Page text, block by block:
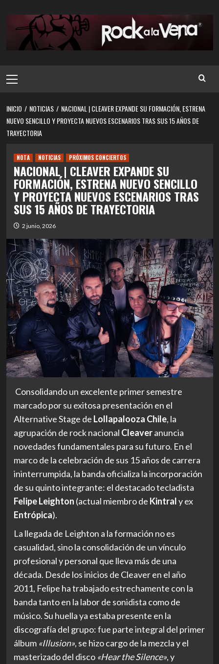
contenido
principal
INICIO NOTICIAS
NACIONAL | CLEAVER EXPANDE SU FORMACIÓN, ESTRENA
NUEVO SENCILLO Y PROYECTA NUEVOS ESCENARIOS TRAS SUS 15 AÑOS DE
TRAYECTORIA
NOTA NOTICIAS PRÓXIMOS CONCIERTOS
NACIONAL | CLEAVER EXPANDE SU
FORMACIÓN, ESTRENA NUEVO SENCILLO
Y PROYECTA NUEVOS ESCENARIOS TRAS
SUS 15 AÑOS DE TRAYECTORIA
2 junio, 2026
Consolidando un excelente primer semestre
marcado por su exitosa presentación en el
Alternative Stage de Lollapalooza Chile, la
agrupación de rock nacional Cleaveranuncia
novedades fundamentales para su futuro. En el
marco de la celebración de sus 15 años de carrera
ininterrumpida, la banda oficializa la incorporación
de su quinto integrante: el destacado tecladista
Felipe Leighton (actual miembro de Kintraly ex
Entrópica).
La llegada de Leighton a la formación no es
casualidad, sino la consolidación de un vínculo
profesional y personal que lleva más de una
década. Desde los inicios de Cleaver en el año
2011, Felipe ha trabajado estrechamente con la
banda tanto en la labor de sonidista como de
músico. Su huella ya estaba presente en la
discografía del grupo: fue parte integral del primer
álbum «Illusion», se hizo cargo de la mezcla y el
masterizado del disco «Hear the Silence», y